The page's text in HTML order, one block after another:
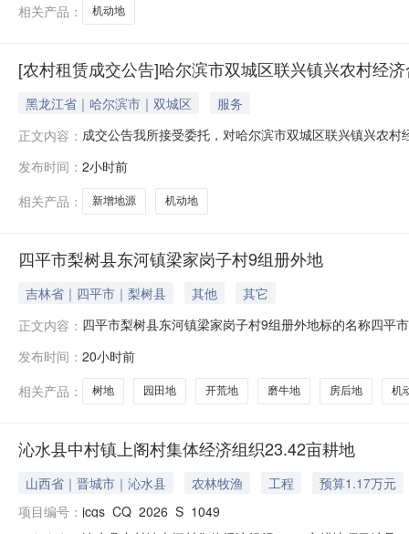
相关产品：
机动地
[农村租赁成交公告]哈尔滨市双城区联兴镇兴农村经
黑龙江省｜哈尔滨市｜双城区
服务
正文内容： 成交公告我所接受委托，对哈尔滨市双城区联兴镇兴农
联兴镇兴农村经济合作社哈尔滨产权交易所有限责任公司
发布时间： 2小时前
相关产品：
新增地源 机动地
四平市梨树县东河镇梁家岗子村9组册外地
吉林省｜四平市｜梨树县 其他
其它
正文内容： 四平市梨树县东河镇梁家岗子村9组册外地标的名称四平
面积地块类型东至西至南至北至1牛广志185.42梁家村九
发布时间： 20小时前
相关产品：
树地 园田地 开荒地 磨牛地 房后地 机
沁水县中村镇上阁村集体经济组织23.42亩耕地
山西省｜晋城市｜沁水县 农林牧渔 工程
预算1.17万元
项目编号： jcqs_CQ_2026_S_1049